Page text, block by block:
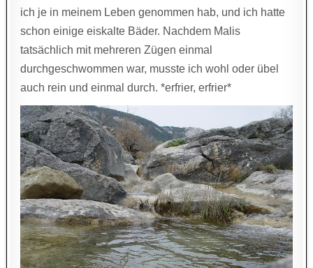
ich je in meinem Leben genommen hab, und ich hatte
schon einige eiskalte Bäder. Nachdem Malis
tatsächlich mit mehreren Zügen einmal
durchgeschwommen war, musste ich wohl oder übel
auch rein und einmal durch. *erfrier, erfrier*